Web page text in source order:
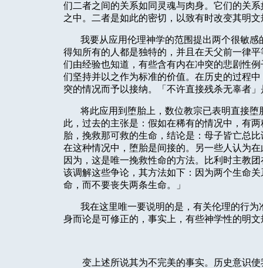
们二者之间的关系如同灵魂与肉身。它们的关
之中。二者是如此的密切，以致有时改变其明
我要从应用伦理神学的范围提出两个很敏
得知所有的人都是独特的，并且在天父前一律
们由经验也知道，有些含有内在冲突的悲剧性
们坚持并以之作为标准的价值。在历史的过程
突的情况而予以接纳。「不许直接残杀无辜者
将此应用到堕胎上，数位教宗已表明直接
此，过去的主张是：假如在稀有的情况中，有
胎，挽救那可救的生命，结论是：母子皆亡总
在这种情况中，堕胎是间接的。另一些人认为
因为，这是唯一挽救性命的方法。比利时主教
该调解这些争论，其方法如下：因为两个生命
命，而不要丧失两条生命。」
我在这里唯一要说明的是，有关伦理的行
身而论是可修正的，事实上，有些神学性的明
变上述所说其为不完美的事实。历史意识